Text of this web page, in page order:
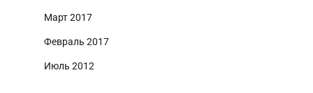
Март 2017
Февраль 2017
Июль 2012